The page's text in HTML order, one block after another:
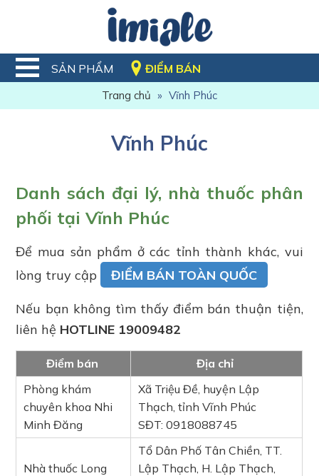
SẢN PHẨM ĐIỂM BÁN
Trang chủ » Vĩnh Phúc
Vĩnh Phúc
Danh sách đại lý, nhà thuốc phân
phối tại Vĩnh Phúc
Để mua sản phẩm ở các tỉnh thành khác, vui
lòng truy cập
ĐIỂM BÁN TOÀN QUỐC
Nếu bạn không tìm thấy điểm bán thuận tiện,
liên hệ HOTLINE 19009482
Điểm bán
Địa chỉ
Phòng khám
chuyên khoa Nhi
Minh Đăng
Xã Triệu Đề, huyện Lập
Thạch, tỉnh Vĩnh Phúc
SĐT: 0918088745
Nhà thuốc Long
Tổ Dân Phố Tân Chiền, TT.
Lập Thạch, H. Lập Thạch,